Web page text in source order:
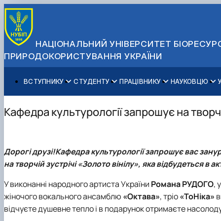
НАЦІОНАЛЬНИЙ УНІВЕРСИТЕТ
ПРИРОДОКОРИСТУВАННЯ УКРАЇНИ
ВСТУПНИКУ
Вступ до НУБіП України 2026
Правила прийому
Підготовчий курс НМТ
Для іноземців / For foreigners
Військова освіта
СТУДЕНТУ
Навчання
Позанавчальна діяльність
Пільги
ПРАЦІВНИКУ
Освітній процес
Довідкова інформація
НАУКОВЦЮ
Наукова діяльність
Захисти дисертацій
Біоетична комісія
Наукові видання
Наука для бізнесу
Управління і самоврядування
Офіційні документи
Державні закупівлі
Офіційна символіка
Антикорупційні заходи
Контактна інформація
Кафедра культурології запрошує на
Дорогі друзі!Кафедра культурології запрошує вас
на творчій зустрічі «Золото вінілу», яка відбудеться в
У виконанні народного артиста України Романа РУДОГО,
жіночого вокального ансамблю «Октава», тріо«ТоНіка»
відчуєте душевне тепло і в подарунок отримаєте